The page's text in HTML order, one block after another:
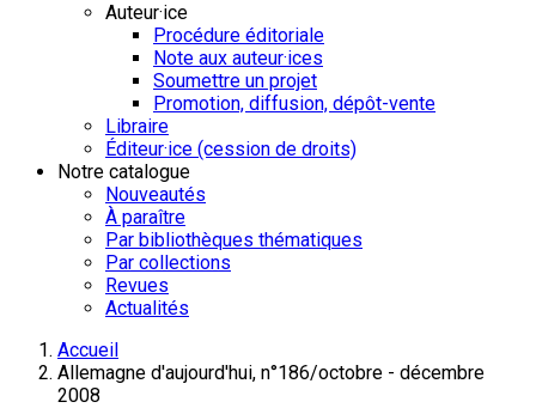
Auteur·ice
Procédure éditoriale
Note aux auteur·ices
Soumettre un projet
Promotion, diffusion, dépôt-vente
Libraire
Éditeur·ice (cession de droits)
Notre catalogue
Nouveautés
À paraître
Par bibliothèques thématiques
Par collections
Revues
Actualités
Accueil
Allemagne d'aujourd'hui, n°186/octobre - décembre
2008